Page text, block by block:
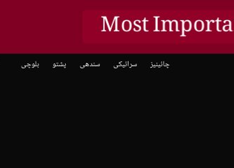
بلوچی پشتو سندھی سرائیکی چائینیز
Most